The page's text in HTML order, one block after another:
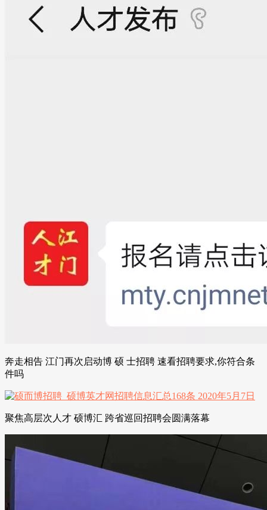
奔走相告 江门再次启动博 硕 士招聘 速看招聘要求,你符合条
件吗
聚焦高层次人才 硕博汇 跨省巡回招聘会圆满落幕